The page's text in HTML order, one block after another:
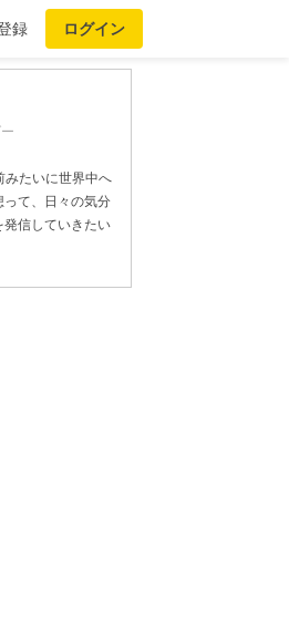
録 ログイン
みたいに世界中へ
て、日々の気分
信していきたい